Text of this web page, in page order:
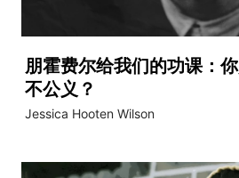
朋霍费尔给我们的功课：
不公义？
Jessica Hooten Wilson